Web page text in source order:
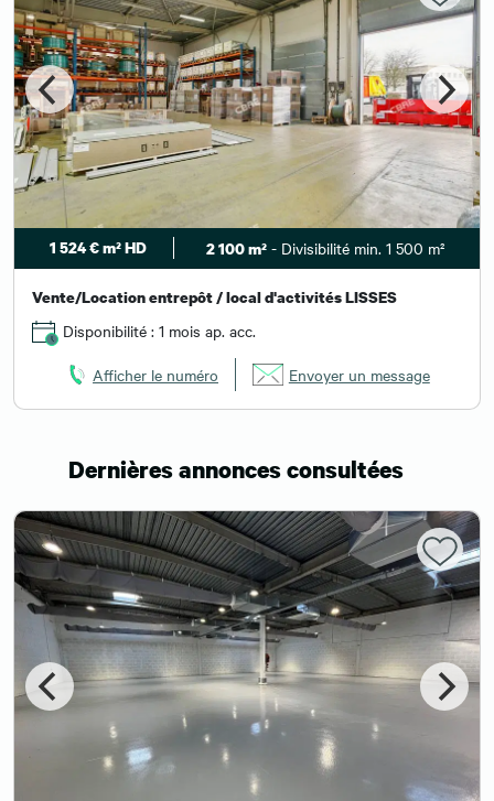
1 524 € m² HD 2 100 m² - Divisibilité min. 1 500 m²
Vente/Location entrepôt / local d'activités LISSES
Disponibilité : 1 mois ap. acc.
Afficher le numéro Envoyer un message
Dernières annonces consultées